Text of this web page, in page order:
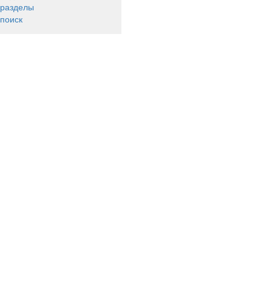
разделы
поиск